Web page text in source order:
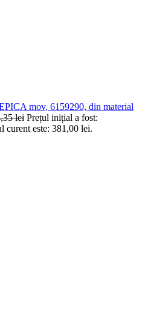
mov, 6159290, din material
lei Prețul inițial a fost:
curent este: 381,00 lei.